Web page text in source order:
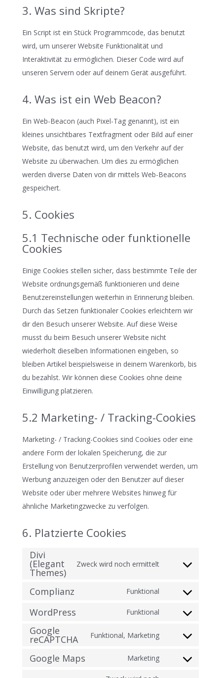
3. Was sind Skripte?
Ein Script ist ein Stück Programmcode, das benutzt
wird, um unserer Website Funktionalität und
Interaktivität zu ermöglichen. Dieser Code wird auf
unseren Servern oder auf deinem Gerät ausgeführt.
4. Was ist ein Web Beacon?
Ein Web-Beacon (auch Pixel-Tag genannt), ist ein
kleines unsichtbares Textfragment oder Bild auf einer
Website, das benutzt wird, um den Verkehr auf der
Website zu überwachen. Um dies zu ermöglichen
werden diverse Daten von dir mittels Web-Beacons
gespeichert.
5. Cookies
5.1 Technische oder funktionelle
Cookies
Einige Cookies stellen sicher, dass bestimmte Teile der
Website ordnungsgemäß funktionieren und deine
Benutzereinstellungen weiterhin in Erinnerung bleiben.
Durch das Setzen funktionaler Cookies erleichtern wir
dir den Besuch unserer Website. Auf diese Weise
musst du beim Besuch unserer Website nicht
wiederholt dieselben Informationen eingeben, so
bleiben Artikel beispielsweise in deinem Warenkorb, bis
du bezahlst. Wir können diese Cookies ohne deine
Einwilligung platzieren.
5.2 Marketing- / Tracking-Cookies
Marketing- / Tracking-Cookies sind Cookies oder eine
andere Form der lokalen Speicherung, die zur
Erstellung von Benutzerprofilen verwendet werden, um
Werbung anzuzeigen oder den Benutzer auf dieser
Website oder über mehrere Websites hinweg für
ähnliche Marketingzwecke zu verfolgen.
6. Platzierte Cookies
Divi
(Elegant
Themes)
Zweck wird noch ermittelt
Consent
service
themes)
Complianz Funktional
Consent
complianz
WordPress Funktional
Consent
wordpress
Google
reCAPTCHA Funktional, Marketing
Consent
Google Maps Marketing
Consent